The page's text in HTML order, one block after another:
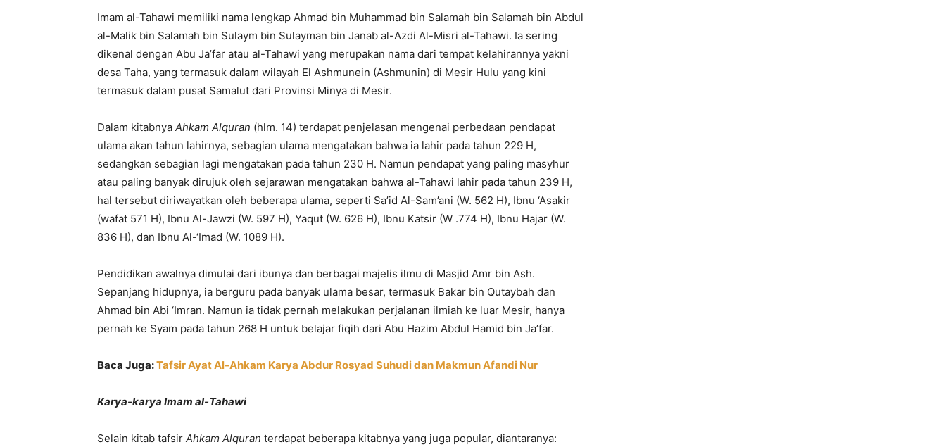
Imam al-Tahawi memiliki nama lengkap Ahmad bin Muhammad bin Salamah bin Salamah bin Abdul
al-Malik bin Salamah bin Sulaym bin Sulayman bin Janab al-Azdi Al-Misri al-Tahawi. Ia sering
dikenal dengan Abu Ja’far atau al-Tahawi yang merupakan nama dari tempat kelahirannya yakni
desa Taha, yang termasuk dalam wilayah El Ashmunein (Ashmunin) di Mesir Hulu yang kini
termasuk dalam pusat Samalut dari Provinsi Minya di Mesir.
Dalam kitabnya Ahkam Alquran (hlm. 14) terdapat penjelasan mengenai perbedaan pendapat
ulama akan tahun lahirnya, sebagian ulama mengatakan bahwa ia lahir pada tahun 229 H,
sedangkan sebagian lagi mengatakan pada tahun 230 H. Namun pendapat yang paling masyhur
atau paling banyak dirujuk oleh sejarawan mengatakan bahwa al-Tahawi lahir pada tahun 239 H,
hal tersebut diriwayatkan oleh beberapa ulama, seperti Sa’id Al-Sam’ani (W. 562 H), Ibnu ‘Asakir
(wafat 571 H), Ibnu Al-Jawzi (W. 597 H), Yaqut (W. 626 H), Ibnu Katsir (W .774 H), Ibnu Hajar (W.
836 H), dan Ibnu Al-‘Imad (W. 1089 H).
Pendidikan awalnya dimulai dari ibunya dan berbagai majelis ilmu di Masjid Amr bin Ash.
Sepanjang hidupnya, ia berguru pada banyak ulama besar, termasuk Bakar bin Qutaybah dan
Ahmad bin Abi ‘Imran. Namun ia tidak pernah melakukan perjalanan ilmiah ke luar Mesir, hanya
pernah ke Syam pada tahun 268 H untuk belajar fiqih dari Abu Hazim Abdul Hamid bin Ja’far.
Baca Juga:Tafsir Ayat Al-Ahkam Karya Abdur Rosyad Suhudi dan Makmun Afandi Nur
Karya-karya Imam al-Tahawi
Selain kitab tafsir Ahkam Alquran terdapat beberapa kitabnya yang juga popular, diantaranya: